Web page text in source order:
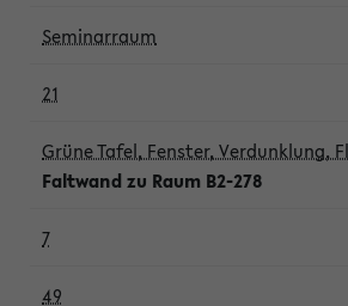
Seminarraum
21
Grüne Tafel, Fenster, Verdunklung,
Faltwand zu Raum B2-278
7
49